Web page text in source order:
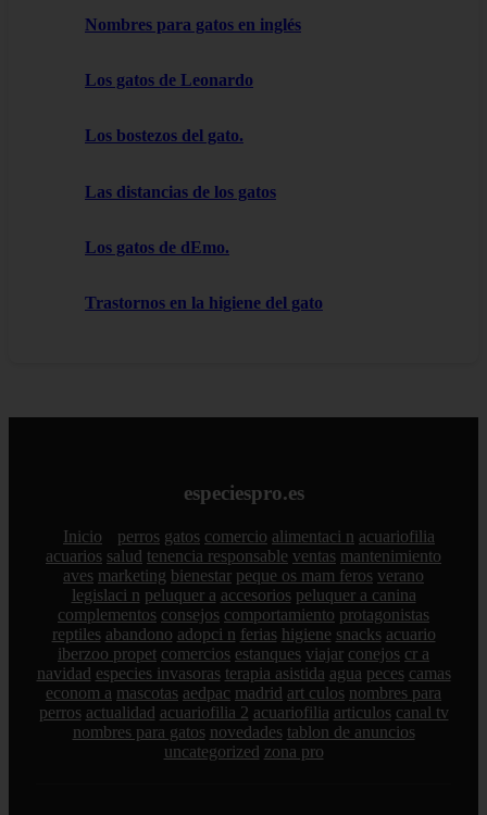
Nombres para gatos en inglés
Los gatos de Leonardo
Los bostezos del gato.
Las distancias de los gatos
Los gatos de dEmo.
Trastornos en la higiene del gato
especiespro.es
Inicio perros gatos comercio alimentaci n acuariofilia
acuarios salud tenencia responsable ventas mantenimiento
aves marketing bienestar peque os mam feros verano
legislaci n peluquer a accesorios peluquer a canina
complementos consejos comportamiento protagonistas
reptiles abandono adopci n ferias higiene snacks acuario
iberzoo propet comercios estanques viajar conejos cr a
navidad especies invasoras terapia asistida agua peces camas
econom a mascotas aedpac madrid art culos nombres para
perros actualidad acuariofilia 2 acuariofilia articulos canal tv
nombres para gatos novedades tablon de anuncios
uncategorized zona pro